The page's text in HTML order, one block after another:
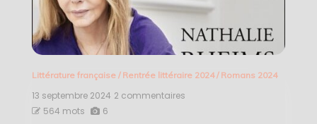
Littérature française/ Rentrée littéraire 2024/ Romans 2024
13 septembre 2024 2 commentaires
564 mots 6